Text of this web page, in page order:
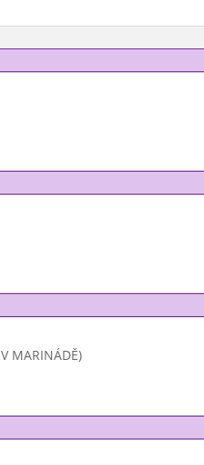
MARINÁDĚ)